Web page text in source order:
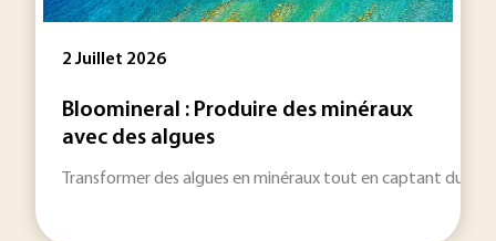
2 Juillet 2026
Bloomineral : Produire des minéraux
avec des algues
Transformer des algues en minéraux tout en captant du